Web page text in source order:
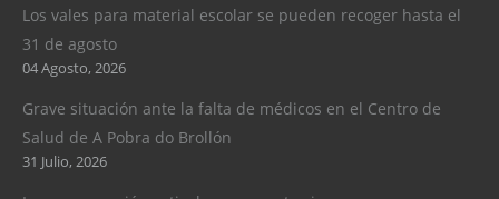
Los vales para material escolar se pueden recoger hasta el
31 de agosto
04 Agosto, 2026
Grave situación ante la falta de médicos en el Centro de
Salud de A Pobra do Brollón
31 Julio, 2026